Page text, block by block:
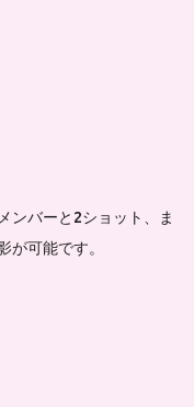
ンバーと2ショット、ま
が可能です。